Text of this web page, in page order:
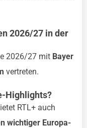
2026/27 in der
2026/27 mit Bayer
vertreten.
Highlights?
RTL+ auch
wichtiger Europa-